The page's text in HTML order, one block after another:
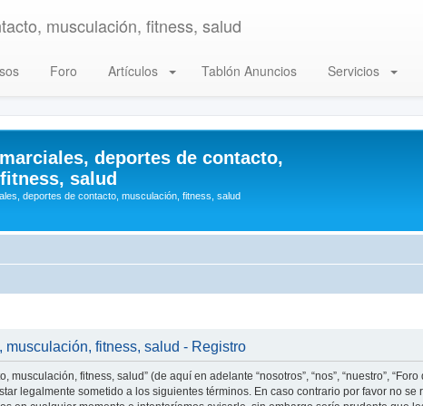
musculación, fitness, salud
Foro Artículos Tablón Anuncios Servicios
deportes de contacto,
salud
deportes de contacto, musculación, fitness, salud
musculación, fitness, salud - Registro
fitness, salud” (de aquí en adelante “nosotros”, “nos”, “nuestro”,
legalmente sometido a los siguientes términos. En caso contrario por favor no